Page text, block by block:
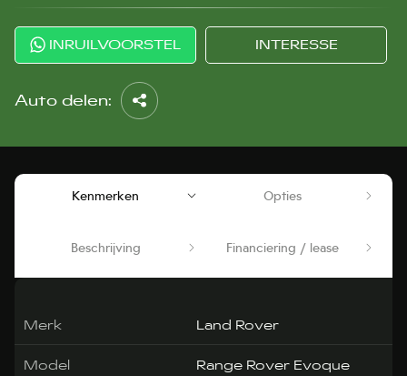
INRUILVOORSTEL INTERESSE
Auto delen:
Kenmerken Opties
Beschrijving Financiering / lease
Merk Land Rover
Model Range Rover Evoque